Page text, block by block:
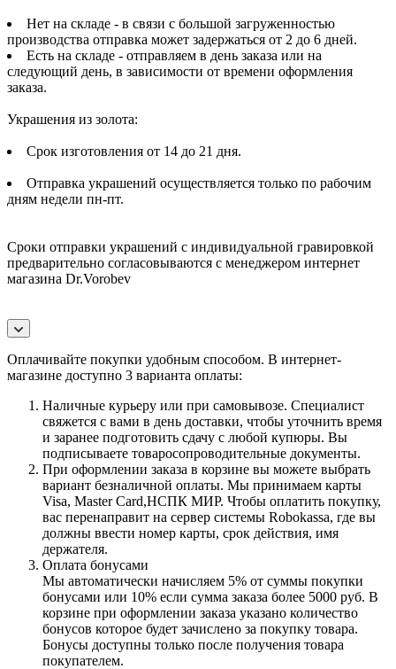
Нет на складе - в связи с большой загруженностью
производства отправка может задержаться от 2 до 6 дней.
Есть на складе - отправляем в день заказа или на
следующий день, в зависимости от времени оформления
заказа.
Украшения из золота:
Срок изготовления от 14 до 21 дня.
Отправка украшений осуществляется только по рабочим
дням недели пн-пт.
Сроки отправки украшений с индивидуальной гравировкой
предварительно согласовываются с менеджером интернет
магазина Dr.Vorobev
Оплачивайте покупки удобным способом. В интернет-
магазине доступно 3 варианта оплаты:
Наличные курьеру или при самовывозе. Специалист
свяжется с вами в день доставки, чтобы уточнить время
и заранее подготовить сдачу с любой купюры. Вы
подписываете товаросопроводительные документы.
При оформлении заказа в корзине вы можете выбрать
вариант безналичной оплаты. Мы принимаем карты
Visa, Master Card,НСПК МИР. Чтобы оплатить покупку,
вас перенаправит на сервер системы Robokassa, где вы
должны ввести номер карты, срок действия, имя
держателя.
Оплата бонусами
Мы автоматически начисляем 5% от суммы покупки
бонусами или 10% если сумма заказа более 5000 руб. В
корзине при оформлении заказа указано количество
бонусов которое будет зачислено за покупку товара.
Бонусы доступны только после получения товара
покупателем.